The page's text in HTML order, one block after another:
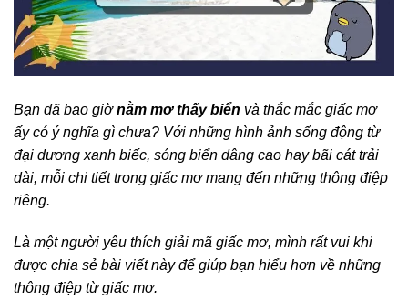
Bạn đã bao giờnằm mơ thấy biển và thắc mắc giấc mơ
ấy có ý nghĩa gì chưa? Với những hình ảnh sống động từ
đại dương xanh biếc, sóng biển dâng cao hay bãi cát trải
dài, mỗi chi tiết trong giấc mơ mang đến những thông điệp
riêng.
Là một người yêu thích giải mã giấc mơ, mình rất vui khi
được chia sẻ bài viết này để giúp bạn hiểu hơn về những
thông điệp từ giấc mơ.